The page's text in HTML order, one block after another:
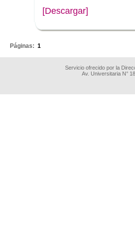
[Descargar]
Páginas: 1
Servicio ofrecido por la
Av. Universitaria N°